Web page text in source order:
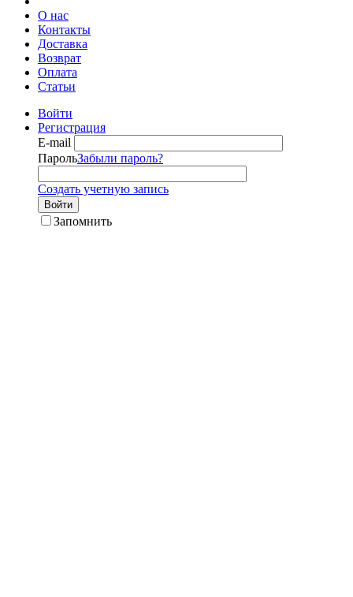
О нас
Контакты
Доставка
Возврат
Оплата
Статьи
Войти
Регистрация
E-mail
ПарольЗабыли пароль?
Создать учетную запись
Войти
Запомнить